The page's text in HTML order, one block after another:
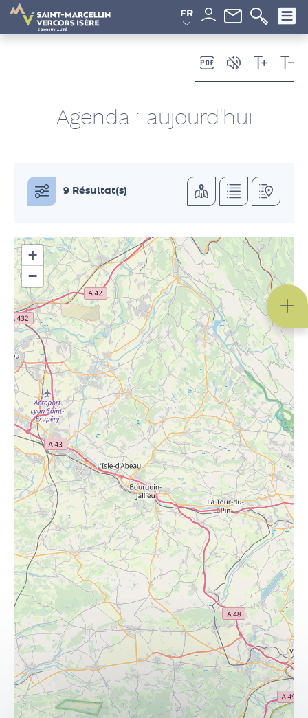
FR
Agenda : aujourd'hui
9 Résultat(s)
+
−
Panneau de gestion des cookies